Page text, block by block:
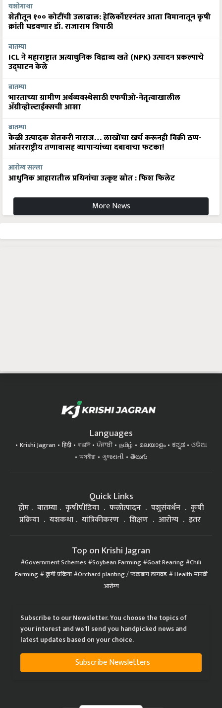
यशोगाथा
शेतीतून १०० कोटींची उलाढाल: हेलिकॉप्टरनंतर आता विमानातून कृषी
क्रांती घडवणार डॉ. राजाराम त्रिपाठी
बातम्या
ICL ने महाराष्ट्रात अत्याधुनिक विद्राव्य खते (NPK) उत्पादन प्रकल्पाचे
उद्घाटन केले
बातम्या
भारताच्या ग्रामीण अर्थव्यवस्थेसाठी एफपीओ-नेतृत्वाखालील
अ‍ॅग्रीव्होल्टाईक्सची आशा
बातम्या
केळी उत्पादक शेतकरी नाराज… लाखोंचा खर्च करूनही विक्री ठप्प-
आंतरराष्ट्रीय तणावासह व्यापाऱ्यांच्या दबावाचा फटका!
आरोग्य सल्ला
आधुनिक आहारातील प्रथिनांचा उत्कृष्ट स्रोत : फिश फिलेट
More News
Languages
Krishi Jagran हिंदी বাঙালি ਪੰਜਾਬੀ தமிழ் മലയാളം ಕನ್ನಡ
ଓଡିଆ
অসমীয়া
ગુજરાતી తెలుగు
Quick Links
होम बातम्या कृषीपीडिया फलोत्पादन पशुसंवर्धन
कृषी
प्रक्रिया
यशकथा यांत्रिकीकरण शिक्षण आरोग्य इतर
Top on Krishi Jagran
Government Schemes Soybean Farming Goat Rearing Chili
Farming कृषी प्रक्रिया Orchard planting / फळबाग लागवड Health मानवी
आरोग्य
Subscribe to our Newsletter. You choose the topics of
your interest and we'll send you handpicked news and
latest updates based on your choice.
Subscribe Newsletters